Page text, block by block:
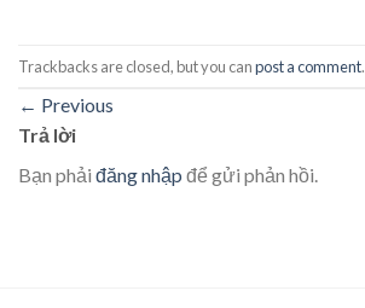
Trackbacks are closed, but you canpost a comment.
← Previous
Trả lời
Bạn phải đăng nhập để gửi phản hồi.